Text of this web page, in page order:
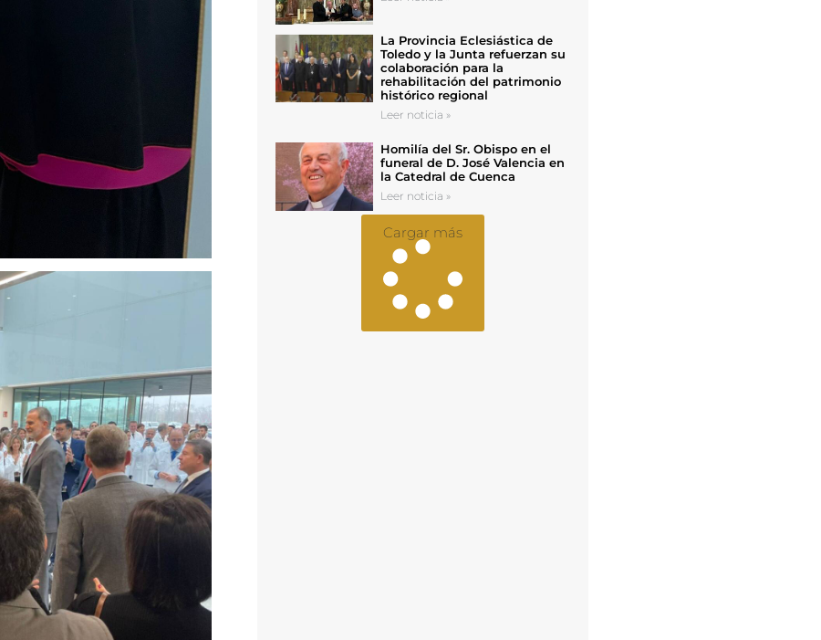
La Provincia Eclesiástica de
Toledo y la Junta refuerzan su
colaboración para la
rehabilitación del patrimonio
histórico regional
Leer noticia »
Homilía del Sr. Obispo en el
funeral de D. José Valencia en
la Catedral de Cuenca
Leer noticia »
Cargar más